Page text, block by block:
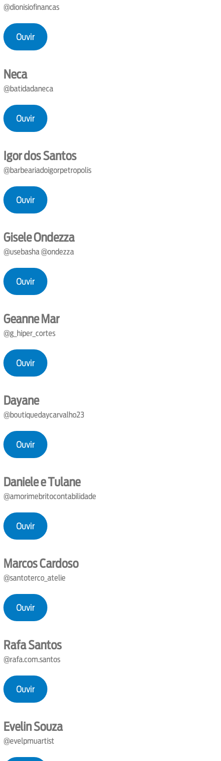
@dionisiofinancas
Ouvir
Neca
@batidadaneca
Ouvir
Igor dos Santos
@barbeariadoigorpetropolis
Ouvir
Gisele Ondezza
@usebasha @ondezza
Ouvir
Geanne Mar
@g_hiper_cortes
Ouvir
Dayane
@boutiquedaycarvalho23
Ouvir
Daniele e Tulane
@amorimebritocontabilidade
Ouvir
Marcos Cardoso
@santoterco_atelie
Ouvir
Rafa Santos
@rafa.com.santos
Ouvir
Evelin Souza
@evelpmuartist